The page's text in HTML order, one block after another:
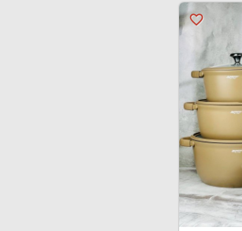
favorite_border